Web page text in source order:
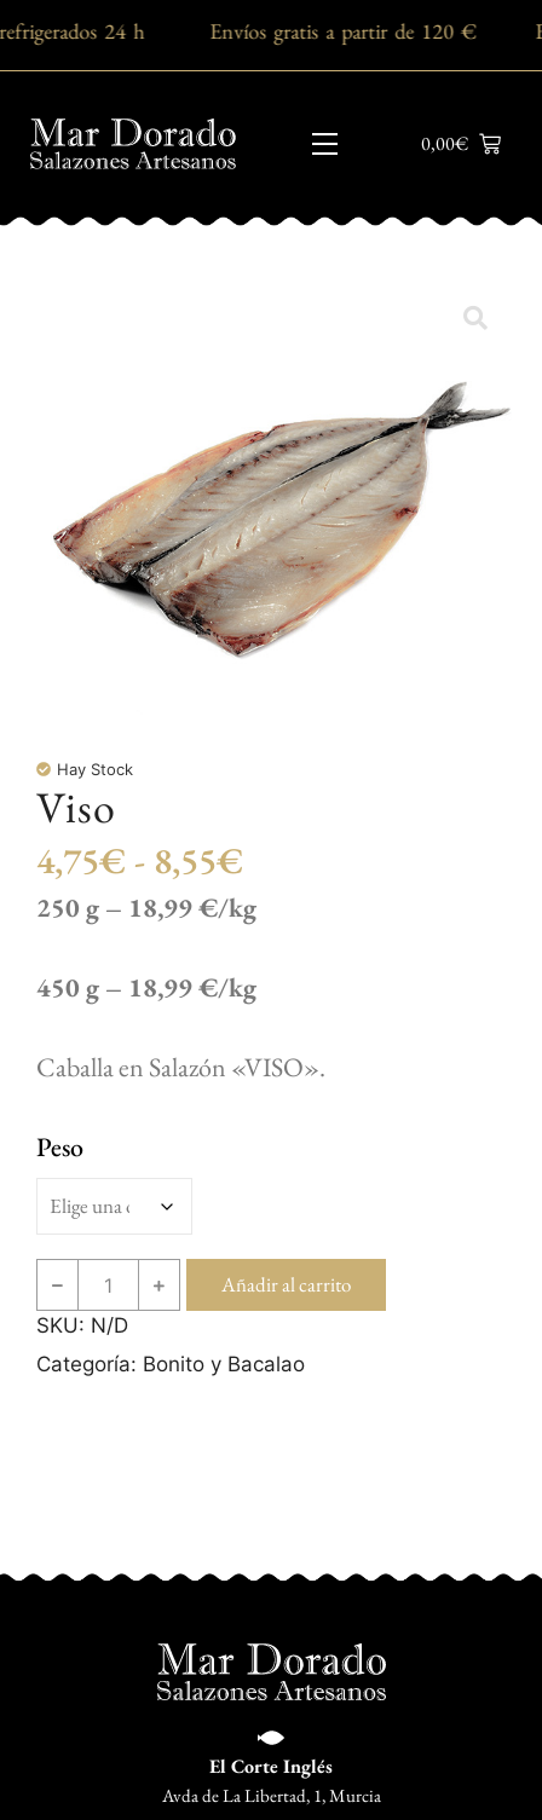
24 h Envíos gratis a partir de 120 €
0,00€
Hay Stock
Viso
4,75€ - 8,55€
250 g – 18,99 €/kg
450 g – 18,99 €/kg
Caballa en Salazón «VISO».
Peso
Añadir al carrito
SKU: N/D
Categoría: Bonito y Bacalao
El Corte Inglés
Avda de La Libertad, 1, Murcia